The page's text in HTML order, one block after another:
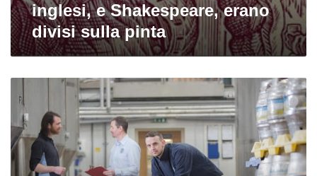
inglesi, e Shakespeare, erano
divisi sulla pinta
Bretagna
fermento
tra
acquisizioni